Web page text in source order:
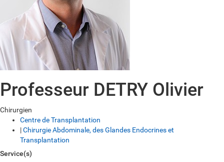
Professeur DETRY Olivier
Chirurgien
Centre de Transplantation
|Chirurgie Abdominale, des Glandes Endocrines et
Transplantation
Service(s)